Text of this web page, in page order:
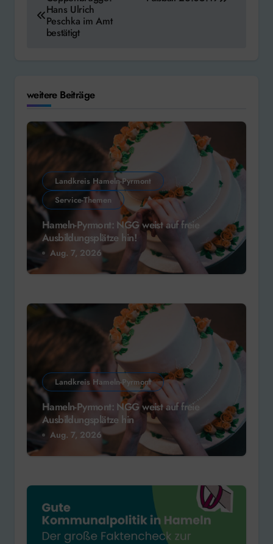
Hans Ulrich
Peschka im Amt
bestätigt
weitere Beiträge
Landkreis Hameln-Pyrmont
Service-Themen
Hameln-Pyrmont: NGG weist auf freie
Ausbildungsplätze hin!
Aug. 7, 2026
Landkreis Hameln-Pyrmont
Hameln-Pyrmont: NGG weist auf freie
Ausbildungsplätze hin
Aug. 7, 2026